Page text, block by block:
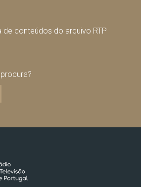
de conteúdos do arquivo RTP